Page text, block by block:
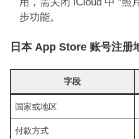
步功能。
日本 App Store 账号注册
字段
国家或地区
付款方式